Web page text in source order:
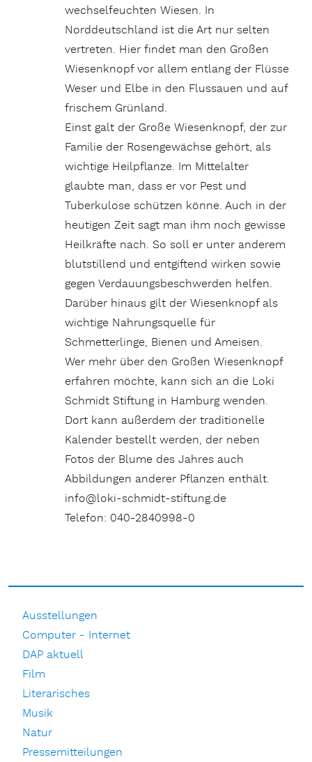
wechselfeuchten Wiesen. In
Norddeutschland ist die Art nur selten
vertreten. Hier findet man den Großen
Wiesenknopf vor allem entlang der Flüsse
Weser und Elbe in den Flussauen und auf
frischem Grünland.
Einst galt der Große Wiesenknopf, der zur
Familie der Rosengewächse gehört, als
wichtige Heilpflanze. Im Mittelalter
glaubte man, dass er vor Pest und
Tuberkulose schützen könne. Auch in der
heutigen Zeit sagt man ihm noch gewisse
Heilkräfte nach. So soll er unter anderem
blutstillend und entgiftend wirken sowie
gegen Verdauungsbeschwerden helfen.
Darüber hinaus gilt der Wiesenknopf als
wichtige Nahrungsquelle für
Schmetterlinge, Bienen und Ameisen.
Wer mehr über den Großen Wiesenknopf
erfahren möchte, kann sich an die Loki
Schmidt Stiftung in Hamburg wenden.
Dort kann außerdem der traditionelle
Kalender bestellt werden, der neben
Fotos der Blume des Jahres auch
Abbildungen anderer Pflanzen enthält.
info@loki-schmidt-stiftung.de
Telefon: 040-2840998-0
Ausstellungen
Computer - Internet
DAP aktuell
Film
Literarisches
Musik
Natur
Pressemitteilungen